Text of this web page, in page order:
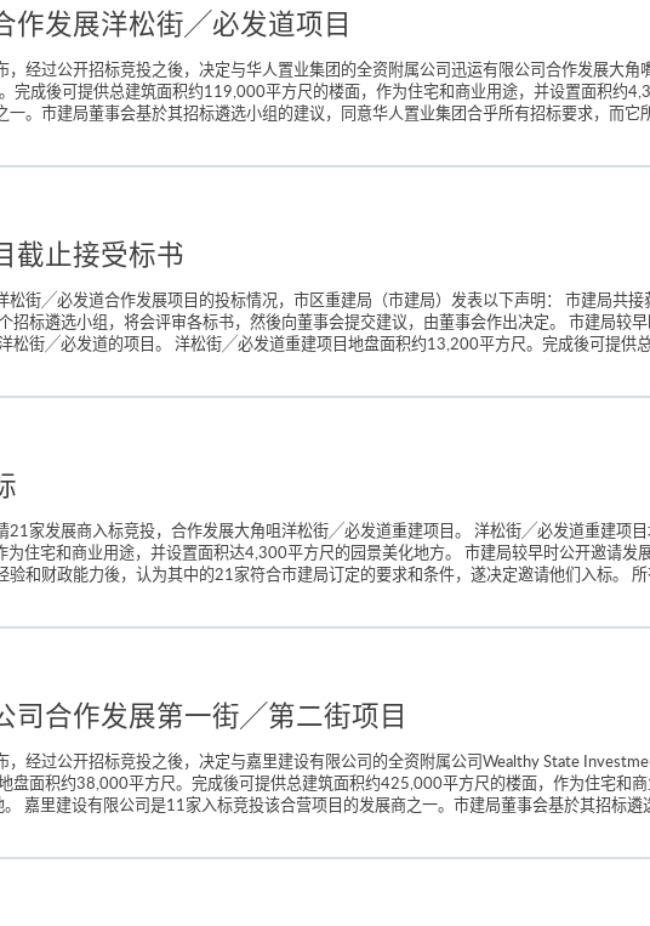
作发展洋松街╱必发道项目
，经过公开招标竞投之後，决定与华人置业集团的全资附属公司迅运有限公司合作发展
完成後可提供总建筑面积约119,000平方尺的楼面，作为住宅和商业用途，并设置面积约
。市建局董事会基於其招标遴选小组的建议，同意华人置业集团合乎所有招标要求，而它
截止接受标书
松街╱必发道合作发展项目的投标情况，市区重建局（市建局）发表以下声明： 市建局共
招标遴选小组，将会评审各标书，然後向董事会提交建议，由董事会作出决定。 市建局较
松街╱必发道的项目。 洋松街╱必发道重建项目地盘面积约13,200平方尺。完成後可提供
21家发展商入标竞投，合作发展大角咀洋松街╱必发道重建项目。 洋松街╱必发道重建项
住宅和商业用途，并设置面积达4,300平方尺的园景美化地方。 市建局较早时公开邀请发
验和财政能力後，认为其中的21家符合市建局订定的要求和条件，遂决定邀请他们入标。
司合作发展第一街╱第二街项目
，经过公开招标竞投之後，决定与嘉里建设有限公司的全资附属公司Wealthy State
盘面积约38,000平方尺。完成後可提供总建筑面积约425,000平方尺的楼面，作为住宅和
嘉里建设有限公司是11家入标竞投该合营项目的发展商之一。市建局董事会基於其招标